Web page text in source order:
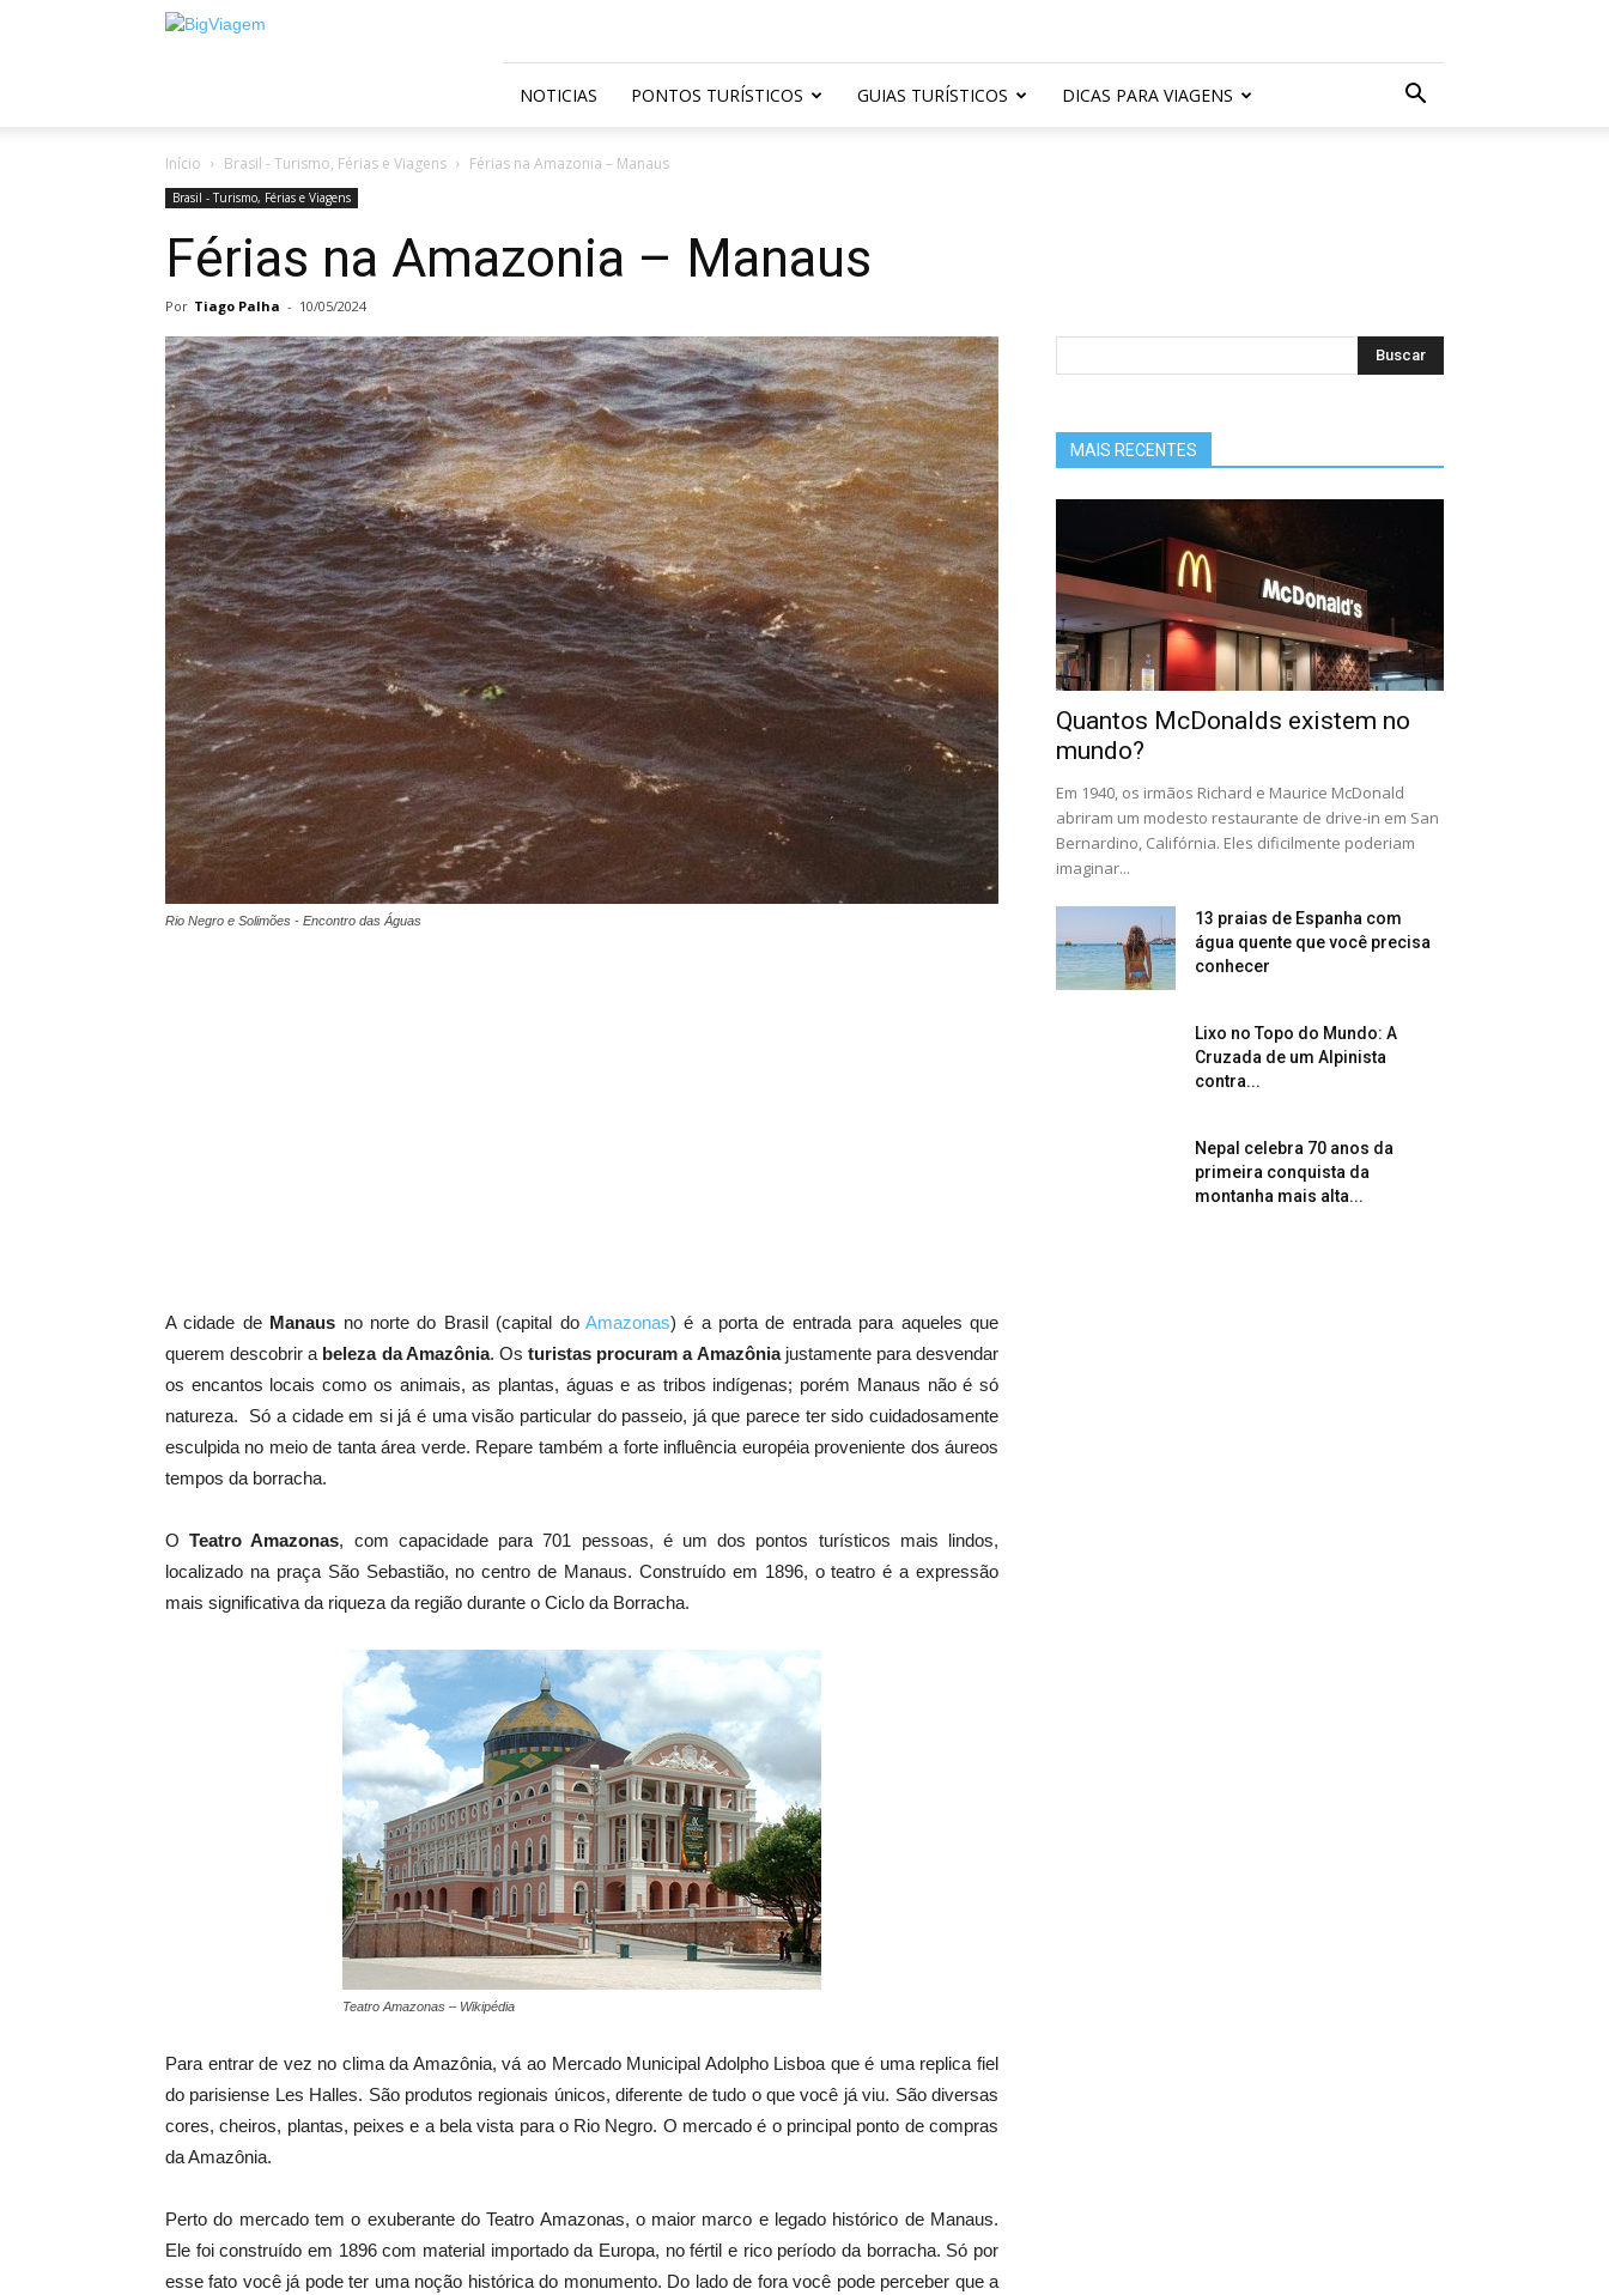
BigViagem
NOTICIAS PONTOS TURÍSTICOS GUIAS TURÍSTICOS DICAS PARA VIAGENS
Início Brasil - Turismo, Férias e Viagens Férias na Amazonia – Manaus
Brasil - Turismo, Férias e Viagens
Férias na Amazonia – Manaus
Por Tiago Palha - 10/05/2024
Rio Negro e Solimões - Encontro das Águas
A cidade deManaus no norte do Brasil (capital do Amazonas) é a porta de entrada para aqueles que
querem descobrir a beleza da Amazônia. Osturistas procuram a Amazôniajustamente para desvendar
os encantos locais como os animais, as plantas, águas e as tribos indígenas; porém Manaus não é só
natureza. Só a cidade em si já é uma visão particular do passeio, já que parece ter sido cuidadosamente
esculpida no meio de tanta área verde. Repare também a forte influência européia proveniente dos áureos
tempos da borracha.
OTeatro Amazonas, com capacidade para 701 pessoas, é um dos pontos turísticos mais lindos,
localizado na praça São Sebastião, no centro de Manaus. Construído em 1896, o teatro é a expressão
mais significativa da riqueza da região durante o Ciclo da Borracha.
Teatro Amazonas – Wikipédia
Para entrar de vez no clima da Amazônia, vá ao Mercado Municipal Adolpho Lisboa que é uma replica fiel
do parisiense Les Halles. São produtos regionais únicos, diferente de tudo o que você já viu. São diversas
cores, cheiros, plantas, peixes e a bela vista para o Rio Negro. O mercado é o principal ponto de compras
da Amazônia.
Perto do mercado tem o exuberante do Teatro Amazonas, o maior marco e legado histórico de Manaus.
Ele foi construído em 1896 com material importado da Europa, no fértil e rico período da borracha. Só por
esse fato você já pode ter uma noção histórica do monumento. Do lado de fora você pode perceber que a
MAIS RECENTES
Quantos McDonalds existem no
mundo?
Em 1940, os irmãos Richard e Maurice McDonald
abriram um modesto restaurante de drive-in em San
Bernardino, Califórnia. Eles dificilmente poderiam
imaginar...
13 praias de Espanha com
água quente que você precisa
conhecer
Lixo no Topo do Mundo: A
Cruzada de um Alpinista
contra...
Nepal celebra 70 anos da
primeira conquista da
montanha mais alta...